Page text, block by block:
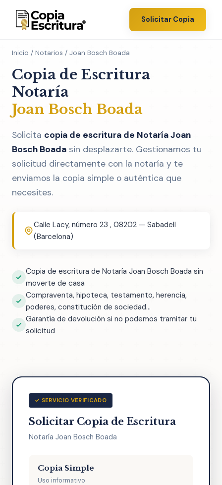
Solicitar Copia
Inicio / Notarios / Joan Bosch Boada
Copia de Escritura
Notaría
Joan Bosch Boada
Solicita copia de escritura de Notaría Joan
Bosch Boada sin desplazarte. Gestionamos tu
solicitud directamente con la notaría y te
enviamos la copia simple o auténtica que
necesites.
Calle Lacy, número 23 , 08202 — Sabadell
(Barcelona)
Copia de escritura de Notaría Joan Bosch Boada sin
moverte de casa
Compraventa, hipoteca, testamento, herencia,
poderes, constitución de sociedad...
Garantía de devolución si no podemos tramitar tu
solicitud
✓ SERVICIO VERIFICADO
Solicitar Copia de Escritura
Notaría Joan Bosch Boada
Copia Simple
Uso informativo